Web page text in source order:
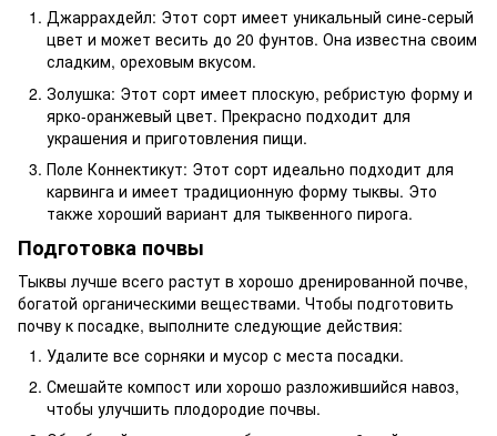
Джаррахдейл: Этот сорт имеет уникальный сине-серый
цвет и может весить до 20 фунтов. Она известна своим
сладким, ореховым вкусом.
Золушка: Этот сорт имеет плоскую, ребристую форму и
ярко-оранжевый цвет. Прекрасно подходит для
украшения и приготовления пищи.
Поле Коннектикут: Этот сорт идеально подходит для
карвинга и имеет традиционную форму тыквы. Это
также хороший вариант для тыквенного пирога.
Подготовка почвы
Тыквы лучше всего растут в хорошо дренированной почве,
богатой органическими веществами. Чтобы подготовить
почву к посадке, выполните следующие действия:
Удалите все сорняки и мусор с места посадки.
Смешайте компост или хорошо разложившийся навоз,
чтобы улучшить плодородие почвы.